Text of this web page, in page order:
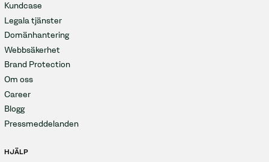
Kundcase
Legala tjänster
Domänhantering
Webbsäkerhet
Brand Protection
Om oss
Career
Blogg
Pressmeddelanden
HJÄLP